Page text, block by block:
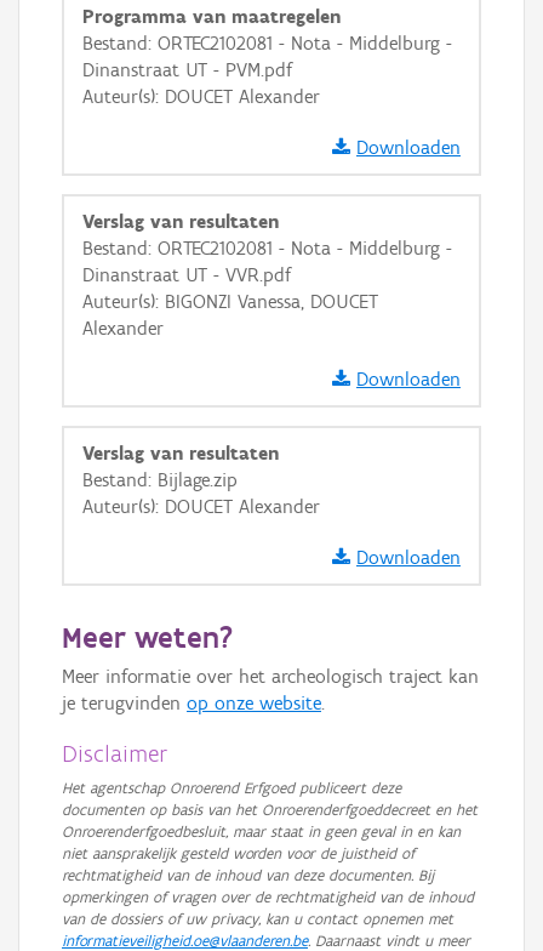
+ −
Basis Lagen
OSM-Basiskaart
GRB-Basiskaart in grijswaarden
Programma van maatregelen
Bestand: ORTEC2102081 - Nota - Middelburg -
Dinanstraat UT - PVM.pdf
Auteur(s): DOUCET Alexander
Downloaden
Verslag van resultaten
Bestand: ORTEC2102081 - Nota - Middelburg -
Dinanstraat UT - VVR.pdf
Auteur(s): BIGONZI Vanessa, DOUCET
Alexander
Downloaden
Verslag van resultaten
Bestand: Bijlage.zip
Auteur(s): DOUCET Alexander
Downloaden
Meer weten?
Meer informatie over het archeologisch traject kan
je terugvinden op onze website.
Disclaimer
Het agentschap Onroerend Erfgoed publiceert deze
documenten op basis van het Onroerenderfgoeddecreet en het
Onroerenderfgoedbesluit, maar staat in geen geval in en kan
niet aansprakelijk gesteld worden voor de juistheid of
rechtmatigheid van de inhoud van deze documenten. Bij
opmerkingen of vragen over de rechtmatigheid van de inhoud
van de dossiers of uw privacy, kan u contact opnemen met
informatieveiligheid.oe@vlaanderen.be. Daarnaast vindt u meer